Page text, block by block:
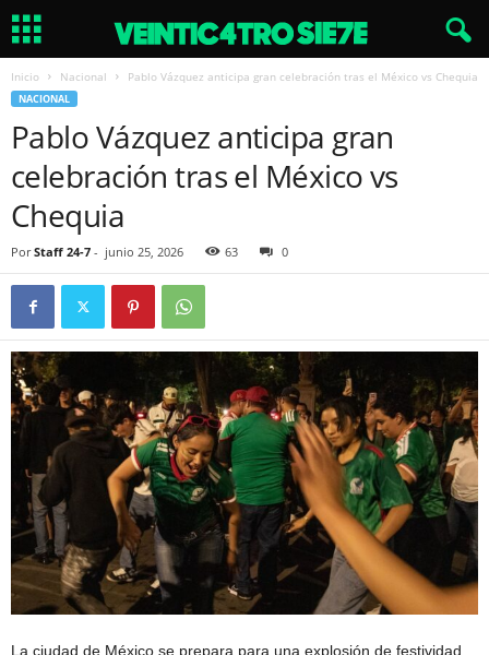
Inicio Nacional Pablo Vázquez anticipa gran celebración tras el México vs Chequia
NACIONAL
Pablo Vázquez anticipa gran
celebración tras el México vs
Chequia
Por Staff 24-7 - junio 25, 2026 63 0
La ciudad de México se prepara para una explosión de festividad